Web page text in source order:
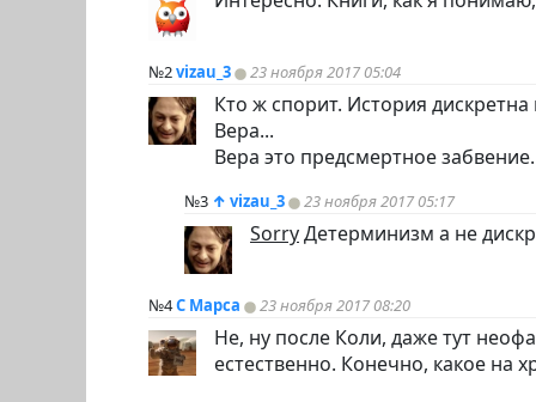
№2vizau_3 23 ноября 2017 05:04
Кто ж спорит. История
Вера...
Вера это предсмертное забвение.
№3 ↑ vizau_3 23 ноября 2017 05:17
SorryДетерминизм а не
№4С Марса 23 ноября 2017 08:20
Не, ну после Коли, даже тут
естественно. Конечно, какое на